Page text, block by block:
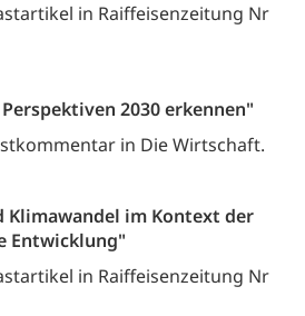
in Raiffeisenzeitung Nr
2030 erkennen"
in Die Wirtschaft.
im Kontext der
Entwicklung"
in Raiffeisenzeitung Nr